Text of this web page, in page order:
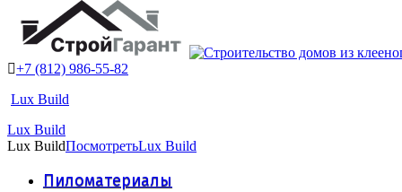
+7 (812) 986-55-82
Lux Build
Lux Build
Lux BuildПосмотретьLux Build
Пиломатериалы